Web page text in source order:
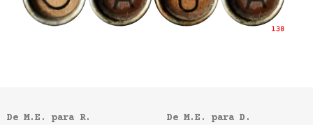
De M.E. para R.
De M.E. para D.